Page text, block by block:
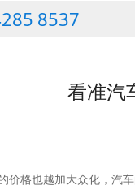
8537
看准汽
格也越加大众化，汽